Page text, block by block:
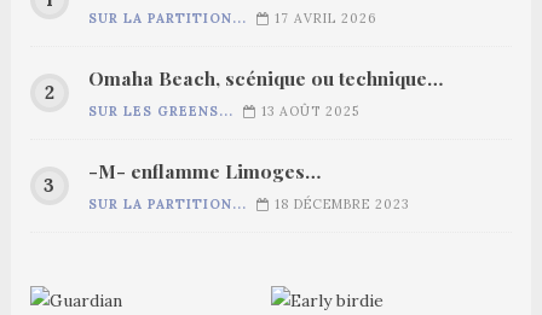
SUR LA PARTITION... 17 AVRIL 2026
Omaha Beach, scénique ou technique…
SUR LES GREENS... 13 AOÛT 2025
-M- enflamme Limoges…
SUR LA PARTITION... 18 DÉCEMBRE 2023